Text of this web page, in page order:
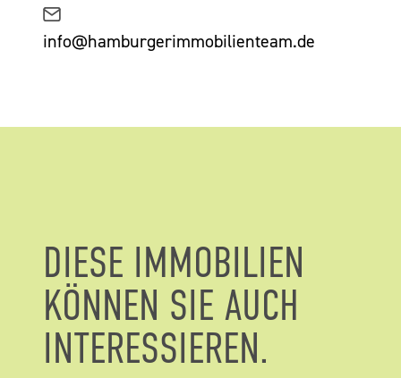
info@hamburgerimmobilienteam.de
DIESE IMMOBILIEN
KÖNNEN SIE AUCH
INTERESSIEREN.